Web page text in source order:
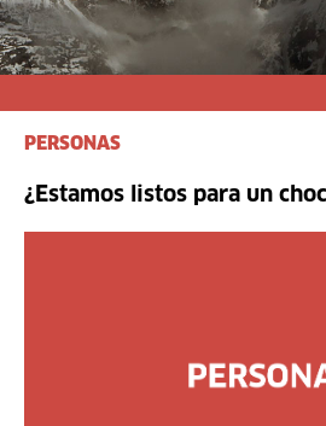
PERSONAS
¿Estamos listos para un